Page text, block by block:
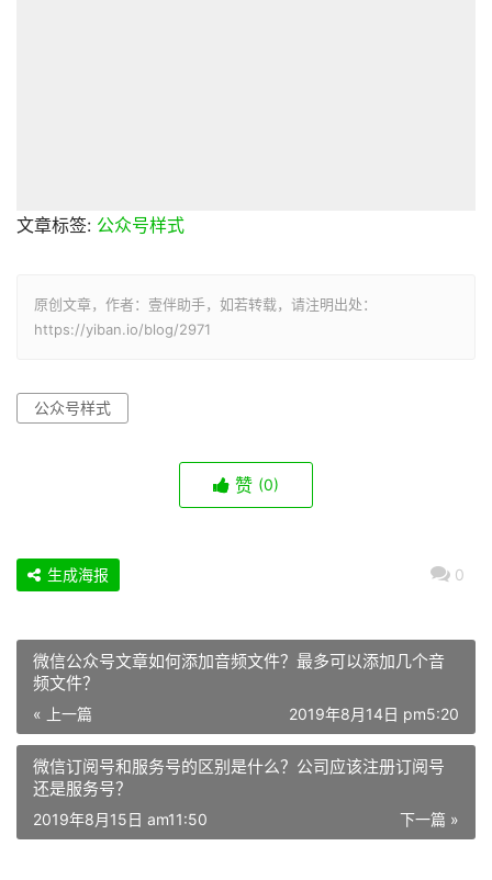
文章标签: 公众号样式
原创文章，作者：壹伴助手，如若转载，请注明出处：
https://yiban.io/blog/2971
公众号样式
赞 (0)
0
生成海报
微信公众号文章如何添加音频文件？最多可以添加几个音
频文件？
« 上一篇 2019年8月14日 pm5:20
微信订阅号和服务号的区别是什么？公司应该注册订阅号
还是服务号？
下一篇 »
2019年8月15日 am11:50